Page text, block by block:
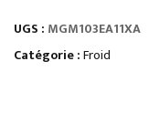
POSITIF
-5°C/+5°C
UGS : MGM103EA11XA
Catégorie :Froid